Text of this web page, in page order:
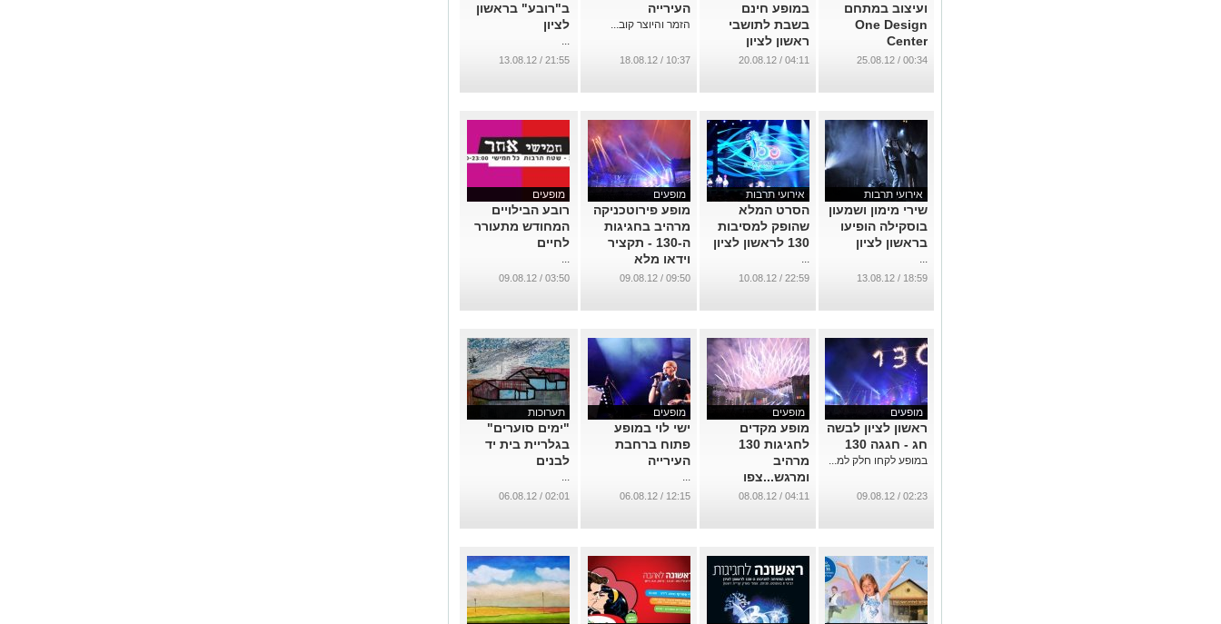
ועיצוב במתחם
One Design
Center
...
00:34 / 25.08.12
במופע חינם
בשבת לתושבי
ראשון לציון
...
04:11 / 20.08.12
העירייה
הזמר והיוצר קוב...
10:37 / 18.08.12
ב"רובע" בראשון
לציון
...
21:55 / 13.08.12
אירועי תרבות
שירי מימון ושמעון
בוסקילה הופיעו
בראשון לציון
...
18:59 / 13.08.12
אירועי תרבות
הסרט המלא
שהופק למסיבות
130 לראשון לציון
...
22:59 / 10.08.12
מופעים
מופע פירוטכניקה
מרהיב בחגיגות
ה-130 - תקציר
וידאו מלא
...
09:50 / 09.08.12
מופעים
רובע הבילויים
המחודש מתעורר
לחיים
...
03:50 / 09.08.12
מופעים
ראשון לציון לבשה
חג - חגגה 130
במופע לקחו חלק למ...
02:23 / 09.08.12
מופעים
מופע מקדים
לחגיגות 130
מרהיב
ומרגש...צפו
בתמונות
04:11 / 08.08.12
מופעים
ישי לוי במופע
פתוח ברחבת
העירייה
...
12:15 / 06.08.12
תערוכות
"ימים סוערים"
בגלריית בית יד
לבנים
...
02:01 / 06.08.12